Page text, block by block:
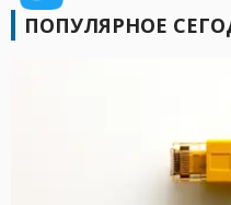
ПОПУЛЯРНОЕ